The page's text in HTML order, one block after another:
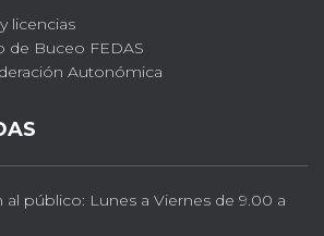
licencias
de Buceo FEDAS
Autonómica
público: Lunes a Viernes de 9.00 a